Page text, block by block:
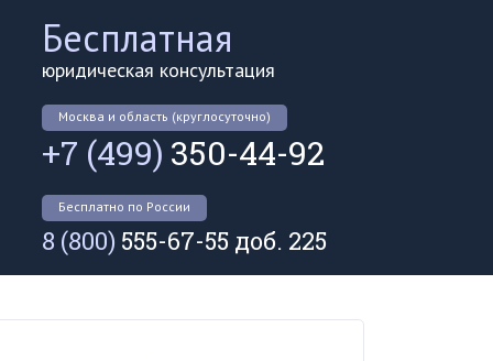
Бесплатная
юридическая консультация
Москва и область (круглосуточно)
+7 (499) 350-44-92
Бесплатно по России
8 (800) 555-67-55 доб. 225